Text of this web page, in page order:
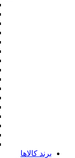
برند کالاها